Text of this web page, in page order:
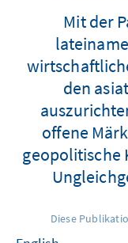
Mit der
den
offene
geopolitische
Diese